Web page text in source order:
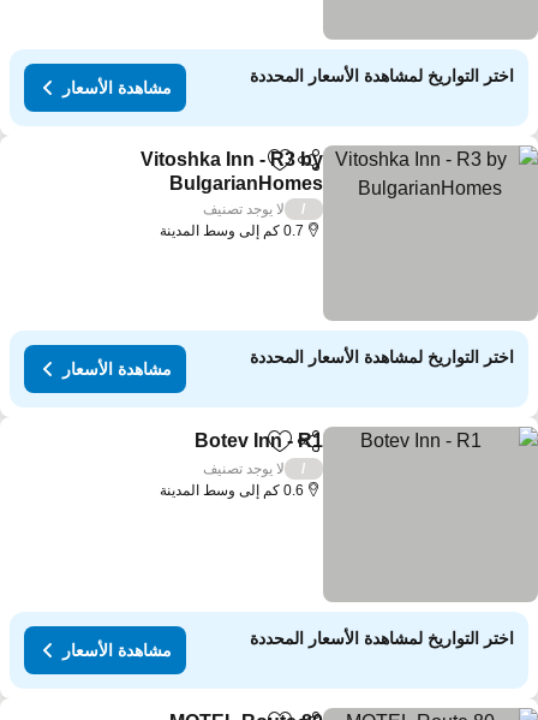
اختر التواريخ لمشاهدة الأسعار المحددة
مشاهدة الأسعار
مشاركةAdd to favorites
Vitoshka Inn - R3 by
BulgarianHomes
مشاهدة الأسعار
لا يوجد تصنيف
0.7 كم إلى وسط المدينة
اختر التواريخ لمشاهدة الأسعار المحددة
مشاهدة الأسعار
مشاركةAdd to favorites
Botev Inn - R1
لا يوجد تصنيف
0.6 كم إلى وسط المدينة
اختر التواريخ لمشاهدة الأسعار المحددة
مشاهدة الأسعار